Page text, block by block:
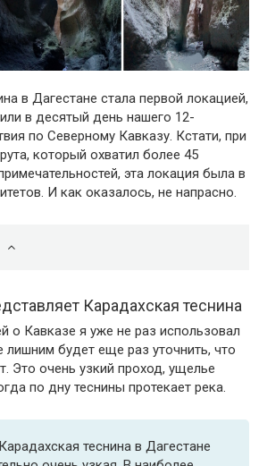
в Дагестане стала первой локацией,
в десятый день нашего 12-
по Северному Кавказу. Кстати, при
который охватил более 45
эта локация была в
И как оказалось, не напрасно.
Карадахская теснина
о Кавказе я уже не раз использовал
лишним будет еще раз уточнить, что
Это очень узкий проход, ущелье
по дну теснины протекает река.
теснина в Дагестане